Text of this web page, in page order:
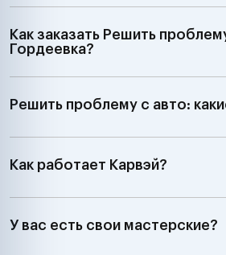
Как заказать Решить
Гордеевка?
Решить проблему с авто:
Как работает Карвэй?
У вас есть свои мастерские?